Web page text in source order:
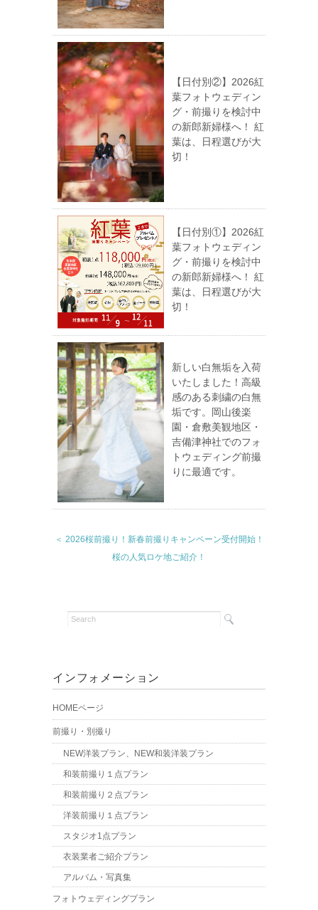
【日付別②】2026紅
葉フォトウェディン
グ・前撮りを検討中
の新郎新婦様へ！ 紅
葉は、日程選びが大
切！
【日付別①】2026紅
葉フォトウェディン
グ・前撮りを検討中
の新郎新婦様へ！ 紅
葉は、日程選びが大
切！
新しい白無垢を入荷
いたしました！高級
感のある刺繍の白無
垢です。岡山後楽
園・倉敷美観地区・
吉備津神社でのフォ
トウェディング前撮
りに最適です。
＜ 2026桜前撮り！新春前撮りキャンペーン受付開始！
桜の人気ロケ地ご紹介！
インフォメーション
HOMEページ
前撮り・別撮り
NEW洋装プラン、NEW和装洋装プラン
和装前撮り１点プラン
和装前撮り２点プラン
洋装前撮り１点プラン
スタジオ1点プラン
衣装業者ご紹介プラン
アルバム・写真集
フォトウェディングプラン